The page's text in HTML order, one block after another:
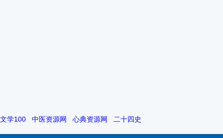
文学100 中医资源网 心典资源网 二十四史